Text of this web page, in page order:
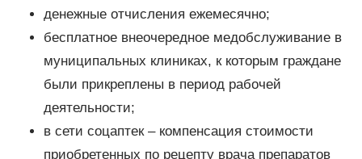
денежные отчисления ежемесячно;
бесплатное внеочередное медобслуживание в
муниципальных клиниках, к которым граждане
были прикреплены в период рабочей
деятельности;
в сети соцаптек – компенсация стоимости
приобретенных по рецепту врача препаратов